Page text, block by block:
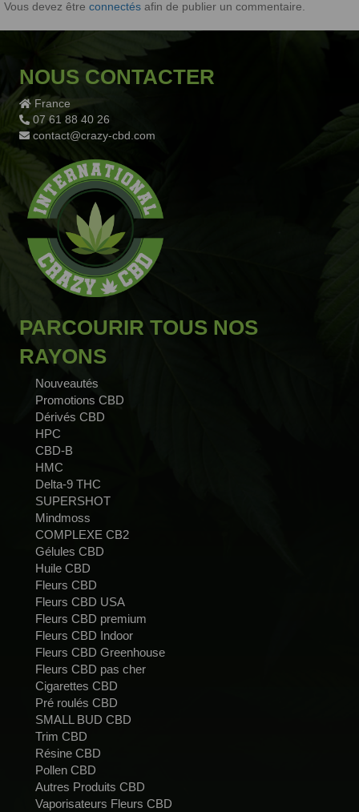
Vous devez être connectés afin de publier un commentaire.
NOUS CONTACTER
France
07 61 88 40 26
contact@crazy-cbd.com
PARCOURIR TOUS NOS
RAYONS
Nouveautés
Promotions CBD
Dérivés CBD
HPC
CBD-B
HMC
Delta-9 THC
SUPERSHOT
Mindmoss
COMPLEXE CB2
Gélules CBD
Huile CBD
Fleurs CBD
Fleurs CBD USA
Fleurs CBD premium
Fleurs CBD Indoor
Fleurs CBD Greenhouse
Fleurs CBD pas cher
Cigarettes CBD
Pré roulés CBD
SMALL BUD CBD
Trim CBD
Résine CBD
Pollen CBD
Autres Produits CBD
Vaporisateurs Fleurs CBD